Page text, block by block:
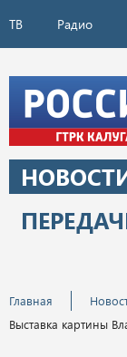
ТВ Радио
Главная
Выставка картины